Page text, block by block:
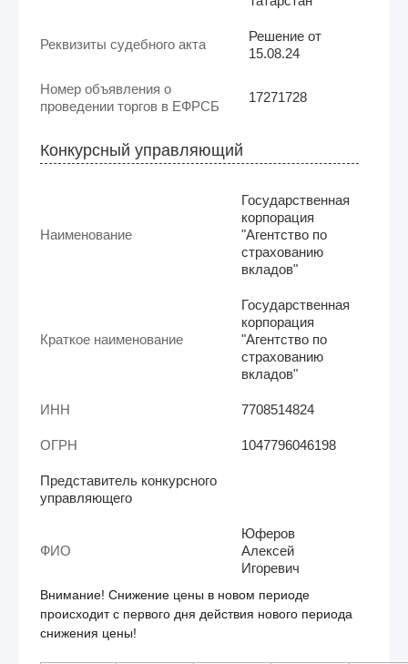
Реквизиты судебного акта
Решение от
15.08.24
Номер объявления о
проведении торгов в ЕФРСБ
17271728
Конкурсный управляющий
Наименование
Государственная
корпорация
"Агентство по
страхованию
вкладов"
Краткое наименование
Государственная
корпорация
"Агентство по
страхованию
вкладов"
ИНН 7708514824
ОГРН 1047796046198
Представитель конкурсного
управляющего
ФИО
Юферов
Алексей
Игоревич
Внимание! Снижение цены в новом периоде
происходит с первого дня действия нового периода
снижения цены!